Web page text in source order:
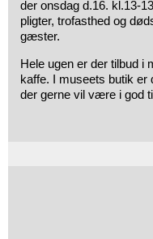
der onsdag d.16. kl.13-
pligter, trofasthed og
gæster.
Hele ugen er der tilbud
kaffe. I museets butik
der gerne vil være i god